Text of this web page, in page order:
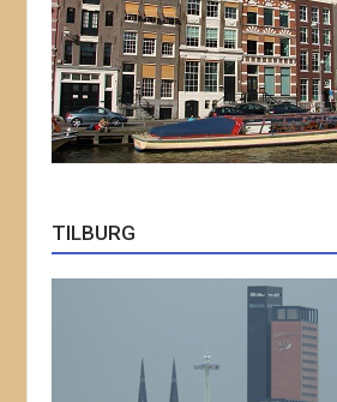
TILBURG